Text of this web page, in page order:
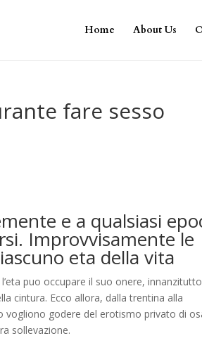
Home About Us
fare sesso
e a qualsiasi
Improvvisamente le
eta della vita
puo occupare il suo onere,
cintura. Ecco allora, dalla trentina alla
vogliono godere del erotismo privato di
sollevazione.